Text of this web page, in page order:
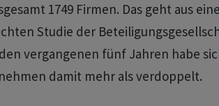
1749 Firmen. Das geht aus
Studie der
vergangenen fünf Jahren habe
damit mehr als verdoppelt.